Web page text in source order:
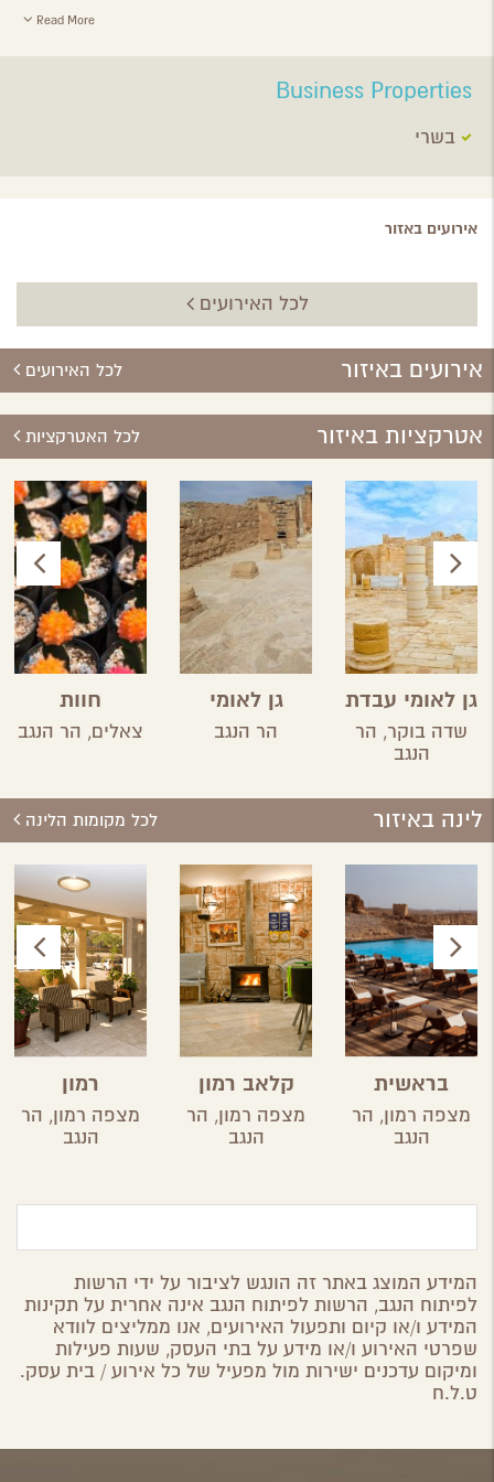
Read More
Business Properties
בשרי
אירועים באזור
לכל האירועים
אירועים באיזור לכל האירועים
אטרקציות באיזור לכל האטרקציות
גן לאומי עבדת
שדה בוקר, הר
הנגב
גן לאומי
ממשית
הר הנגב
חוות
הקקטוסים
צאלים, הר הנגב
לינה באיזור לכל מקומות הלינה
בראשית
מצפה רמון, הר
הנגב
קלאב רמון
מצפה רמון, הר
הנגב
רמון
מצפה רמון, הר
הנגב
המידע המוצג באתר זה הונגש לציבור על ידי הרשות
לפיתוח הנגב, הרשות לפיתוח הנגב אינה אחרית על תקינות
המידע ו/או קיום ותפעול האירועים, אנו ממליצים לוודא
שפרטי האירוע ו/או מידע על בתי העסק, שעות פעילות
ומיקום עדכנים ישירות מול מפעיל של כל אירוע / בית עסק.
ט.ל.ח